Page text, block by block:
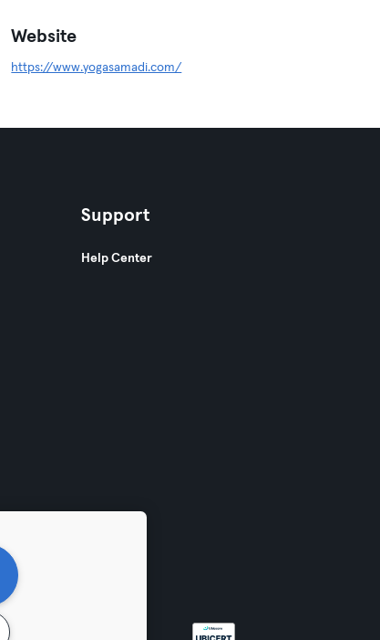
Website
https://www.yogasamadi.com/
Support
Help Center